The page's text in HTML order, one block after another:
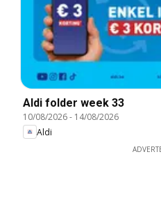
Aldi folder week 33
10/08/2026- 14/08/2026
Aldi